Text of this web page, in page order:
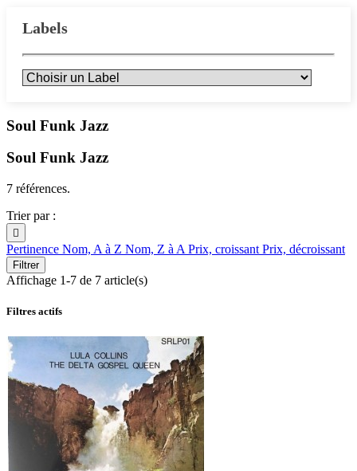
Labels
Soul Funk Jazz
Soul Funk Jazz
7 références.
Trier par :

Pertinence Nom, A à Z Nom, Z à A Prix, croissant Prix, décroissant
Filtrer
Affichage 1-7 de 7 article(s)
Filtres actifs